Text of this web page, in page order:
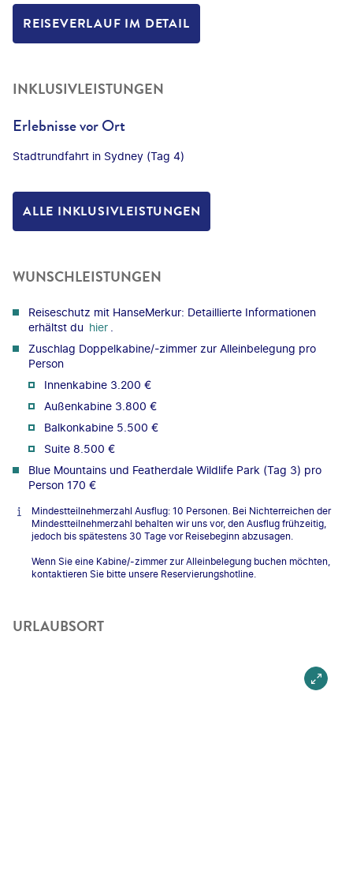
REISEVERLAUF IM DETAIL
INKLUSIVLEISTUNGEN
Erlebnisse vor Ort
Stadtrundfahrt in Sydney (Tag 4)
ALLE INKLUSIVLEISTUNGEN
WUNSCHLEISTUNGEN
Reiseschutz mit HanseMerkur: Detaillierte Informationen
erhältst du hier
Zuschlag Doppelkabine/-zimmer zur Alleinbelegung pro
Person
Innenkabine 3.200 €
Außenkabine 3.800 €
Balkonkabine 5.500 €
Suite 8.500 €
Blue Mountains und Featherdale Wildlife Park (Tag 3) pro
Person 170 €
Mindestteilnehmerzahl Ausflug: 10 Personen. Bei Nichterreichen der
Mindestteilnehmerzahl behalten wir uns vor, den Ausflug frühzeitig,
jedoch bis spätestens 30 Tage vor Reisebeginn abzusagen.
Wenn Sie eine Kabine/-zimmer zur Alleinbelegung buchen möchten,
kontaktieren Sie bitte unsere Reservierungshotline.
URLAUBSORT